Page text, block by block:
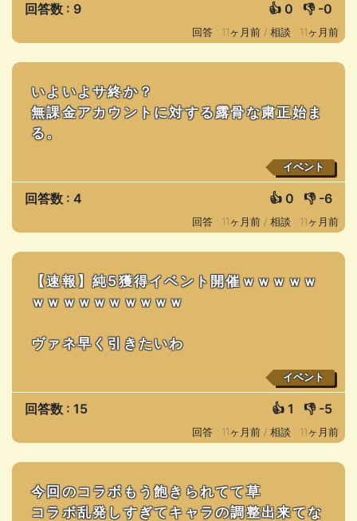
回答数 : 9 👍 0 👎 -0
回答 : 11ヶ月前 / 相談 : 11ヶ月前
いよいよサ終か？
無課金アカウントに対する露骨な粛正始ま
る。
イベント
回答数 : 4 👍 0 👎 -6
回答 : 11ヶ月前 / 相談 : 11ヶ月前
【速報】純5獲得イベント開催ｗｗｗｗｗ
ｗｗｗｗｗｗｗｗｗｗ
ヴァネ早く引きたいわ
イベント
回答数 : 15 👍 1 👎 -5
回答 : 11ヶ月前 / 相談 : 11ヶ月前
今回のコラボもう飽きられてて草
コラボ乱発しすぎてキャラの調整出来てな